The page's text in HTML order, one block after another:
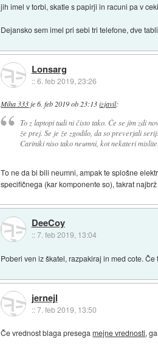
jih imel v torbi, skatle s papirji in racuni pa v
Dejansko sem imel pri sebi tri telefone, dve
Lonsarg
::6. feb 2019, 23:26
Miha 333je6. feb 2019 ob 23:13 izjavil:
To z laptopi tudi ni čisto tako. Če se jim zdi
že prej. Se je že zgodilo, da so preverjali
Cariniki niso tako neumni, kot nekateri mislite.
To ne da bi bili neumni, ampak te splošne
specifičnega (kar komponente so), takrat
DeeCoy
::7. feb 2019, 13:04
Poberi ven iz škatel, razpakiraj in med cote.
jernejl
::7. feb 2019, 13:50
Če vrednost blaga presegamejne vrednosti,